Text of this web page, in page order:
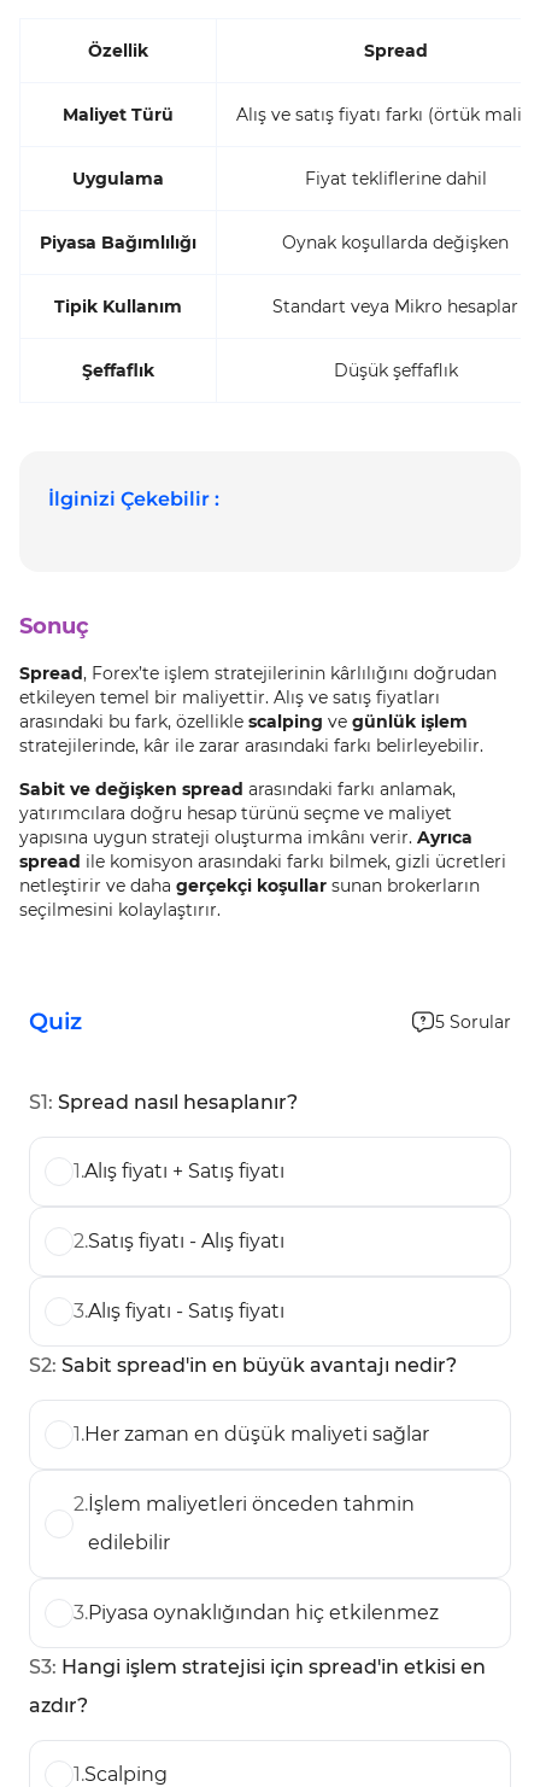
Özellik Spread
Maliyet Türü Alış ve satış fiyatı farkı (örtük
Uygulama Fiyat tekliflerine dahil
Piyasa Bağımlılığı Oynak koşullarda değişken
Tipik Kullanım Standart veya Mikro hesaplar
Şeffaflık Düşük şeffaflık
İlginizi Çekebilir :
Sonuç
Spread, Forex’te işlem stratejilerinin kârlılığını doğrudan
etkileyen temel bir maliyettir. Alış ve satış fiyatları
arasındaki bu fark, özellikle scalping ve günlük işlem
stratejilerinde, kâr ile zarar arasındaki farkı belirleyebilir.
Sabit ve değişken spread arasındaki farkı anlamak,
yatırımcılara doğru hesap türünü seçme ve maliyet
yapısına uygun strateji oluşturma imkânı verir. Ayrıca
spread ile komisyon arasındaki farkı bilmek, gizli ücretleri
netleştirir ve daha gerçekçi koşullar sunan brokerların
seçilmesini kolaylaştırır.
Quiz 5 Sorular
S1: Spread nasıl hesaplanır?
1.Alış fiyatı + Satış fiyatı
2.Satış fiyatı - Alış fiyatı
3.Alış fiyatı - Satış fiyatı
S2: Sabit spread'in en büyük avantajı nedir?
1.Her zaman en düşük maliyeti sağlar
2.İşlem maliyetleri önceden tahmin
edilebilir
3.Piyasa oynaklığından hiç etkilenmez
S3: Hangi işlem stratejisi için spread'in etkisi en
azdır?
1.Scalping